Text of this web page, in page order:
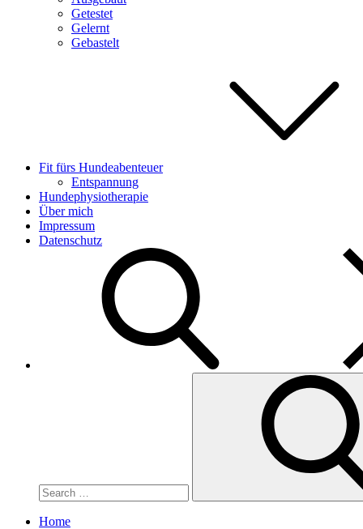
Getestet
Gelernt
Gebastelt
Fit fürs Hundeabenteuer
Entspannung
Hundephysiotherapie
Über mich
Impressum
Datenschutz
Home